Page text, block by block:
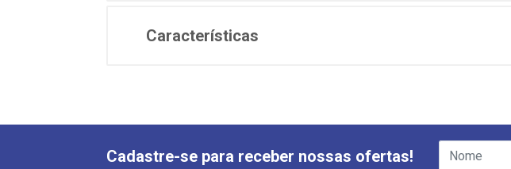
Características
Cadastre-se para receber nossas ofertas!